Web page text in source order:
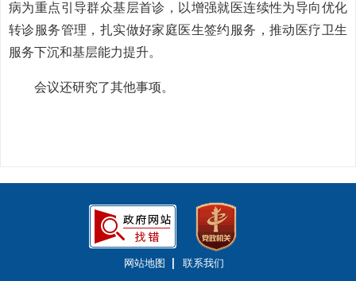
病为重点引导群众基层首诊，以增强就医连续性为导向优化
转诊服务管理，扎实做好家庭医生签约服务，推动医疗卫生
服务下沉和基层能力提升。
会议还研究了其他事项。
网站地图 联系我们